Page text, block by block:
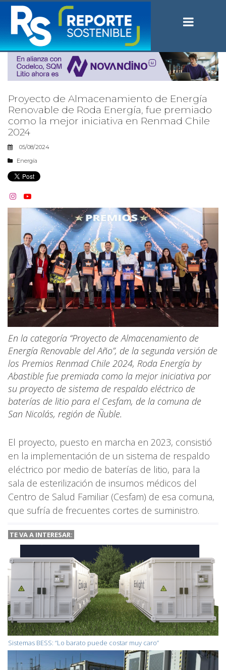
Proyecto de Almacenamiento de Energía
Renovable de Roda Energía, fue premiado
como la mejor iniciativa en Renmad Chile
2024
05/08/2024
Energía
 
En la categoría “Proyecto de Almacenamiento de
Energía Renovable del Año”, de la segunda versión de
los Premios Renmad Chile 2024, Roda Energía by
Abastible fue premiada como la mejor iniciativa por
su proyecto de sistema de respaldo eléctrico de
baterías de litio para el Cesfam, de la comuna de
San Nicolás, región de Ñuble.
El proyecto, puesto en marcha en 2023, consistió
en la implementación de un sistema de respaldo
eléctrico por medio de baterías de litio, para la
sala de esterilización de insumos médicos del
Centro de Salud Familiar (Cesfam) de esa comuna,
que sufría de frecuentes cortes de suministro.
TE VA A INTERESAR:
Sistemas BESS: “Lo barato puede costar muy caro”